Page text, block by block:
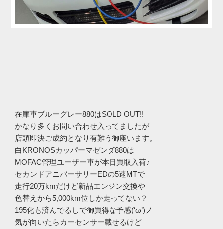
在庫車ブルーグレー880はSOLD OUT!!
かなり多くお問い合わせ入ってましたが
店頭即決ご成約となり有難う御座います。
白KRONOSカッパーマゼンダ880は
MOFAC管理ユーザー車が本日買取入荷♪
セカンドアニバーサリーEDの5速MTで
走行20万kmだけど新品エンジン交換や
色替えから5,000km位しか走ってない？
195化も済んでるしで御買得な予感(‘ω’)ノ
気が向いたらカーセンサー載せるけど